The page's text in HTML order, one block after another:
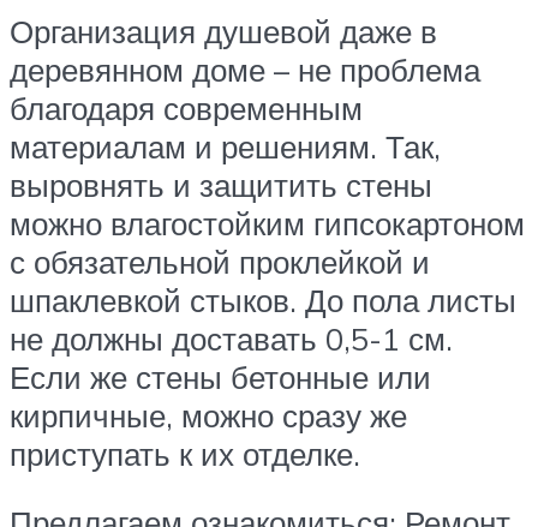
Организация душевой даже в
деревянном доме – не проблема
благодаря современным
материалам и решениям. Так,
выровнять и защитить стены
можно влагостойким гипсокартоном
с обязательной проклейкой и
шпаклевкой стыков. До пола листы
не должны доставать 0,5-1 см.
Если же стены бетонные или
кирпичные, можно сразу же
приступать к их отделке.